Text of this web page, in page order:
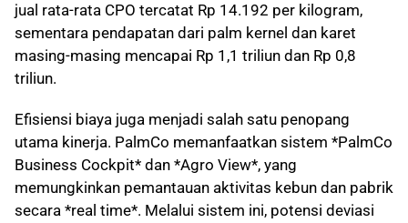
jual rata-rata CPO tercatat Rp 14.192 per kilogram,
sementara pendapatan dari palm kernel dan karet
masing-masing mencapai Rp 1,1 triliun dan Rp 0,8
triliun.
Efisiensi biaya juga menjadi salah satu penopang
utama kinerja. PalmCo memanfaatkan sistem *PalmCo
Business Cockpit* dan *Agro View*, yang
memungkinkan pemantauan aktivitas kebun dan pabrik
secara *real time*. Melalui sistem ini, potensi deviasi